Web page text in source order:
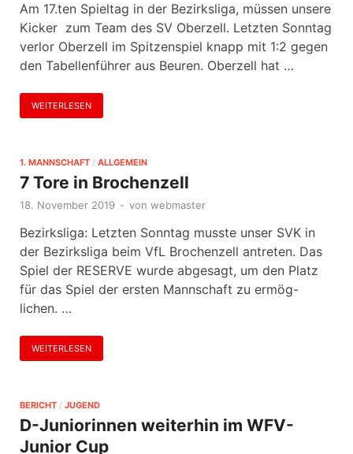
Am 17.ten Spieltag in der Bezirksliga, müssen unsere
Kicker zum Team des SV Oberzell. Letzten Sonntag
verlor Oberzell im Spitzenspiel knapp mit 1:2 gegen
den Tabellenführer aus Beuren. Oberzell hat …
WEITERLESEN
1. MANNSCHAFT / ALLGEMEIN
7 Tore in Brochenzell
18. November 2019 - von webmaster
Bezirksliga: Letzten Sonntag musste unser SVK in
der Bezirksliga beim VfL Brochenzell antreten. Das
Spiel der RESERVE wurde abgesagt, um den Platz
für das Spiel der ersten Mannschaft zu ermög-
lichen. …
WEITERLESEN
BERICHT / JUGEND
D-Juniorinnen weiterhin im WFV-
Junior Cup